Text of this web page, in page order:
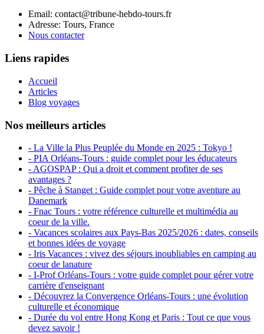
Email: contact@tribune-hebdo-tours.fr
Adresse: Tours, France
Nous contacter
Liens rapides
Accueil
Articles
Blog voyages
Nos meilleurs articles
- La Ville la Plus Peuplée du Monde en 2025 : Tokyo !
- PIA Orléans-Tours : guide complet pour les éducateurs
- AGOSPAP : Qui a droit et comment profiter de ses
avantages ?
- Pêche à Stanget : Guide complet pour votre aventure au
Danemark
- Fnac Tours : votre référence culturelle et multimédia au
coeur de la ville.
- Vacances scolaires aux Pays-Bas 2025/2026 : dates, conseils
et bonnes idées de voyage
- Iris Vacances : vivez des séjours inoubliables en camping au
coeur de lanature
- I-Prof Orléans-Tours : votre guide complet pour gérer votre
carrière d'enseignant
- Découvrez la Convergence Orléans-Tours : une évolution
culturelle et économique
- Durée du vol entre Hong Kong et Paris : Tout ce que vous
devez savoir !